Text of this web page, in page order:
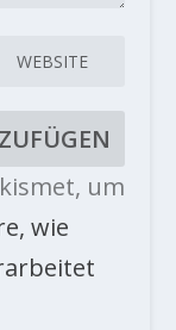
um
wie